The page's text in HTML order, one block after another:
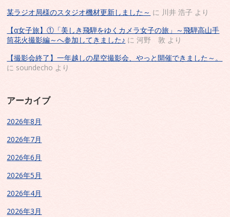
某ラジオ局様のスタジオ機材更新しました～ に 川井 浩子 より
【α女子旅】①「美しき飛騨をゆくカメラ女子の旅」～飛騨高山手
筒花火撮影編～へ参加してきました♪ に河野 敦 より
【撮影会終了】一年越しの星空撮影会、やっと開催できました～。
に soundecho より
アーカイブ
2026年8月
2026年7月
2026年6月
2026年5月
2026年4月
2026年3月